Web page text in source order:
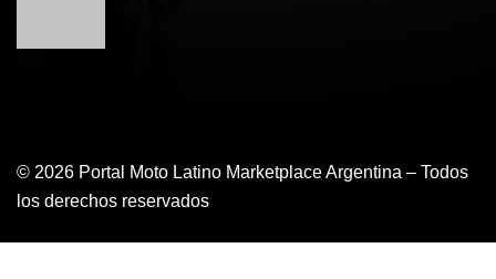
© 2026 Portal Moto Latino Marketplace Argentina – Todos